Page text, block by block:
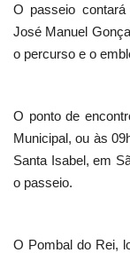
O passeio
José Manuel
o percurso e o
O ponto de
Municipal, ou às
Santa Isabel, em
o passeio.
O Pombal do Rei,